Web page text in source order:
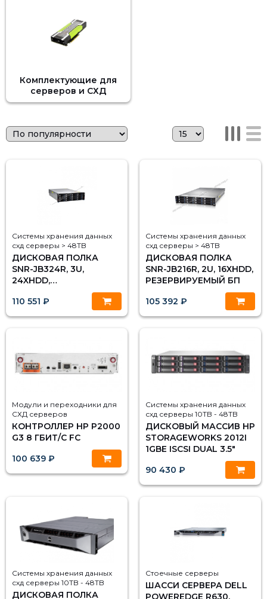
Комплектующие для
серверов и СХД
Системы хранения данных
схд серверы > 48TB
ДИСКОВАЯ ПОЛКА
SNR-JB324R, 3U,
24XHDD,
РЕЗЕРВИРУЕМЫЙ БП
110 551 ₽
Системы хранения данных
схд серверы > 48TB
ДИСКОВАЯ ПОЛКА
SNR-JB216R, 2U, 16XHDD,
РЕЗЕРВИРУЕМЫЙ БП
105 392 ₽
Модули и переходники для
СХД серверов
КОНТРОЛЛЕР HP P2000
G3 8 ГБИТ/С FC
100 639 ₽
Системы хранения данных
схд серверы 10TB - 48TB
ДИСКОВЫЙ МАССИВ HP
STORAGEWORKS 2012I
1GBE ISCSI DUAL 3.5"
90 430 ₽
Системы хранения данных
схд серверы 10TB - 48TB
ДИСКОВАЯ ПОЛКА
Стоечные серверы
ШАССИ СЕРВЕРА DELL
POWEREDGE R630,